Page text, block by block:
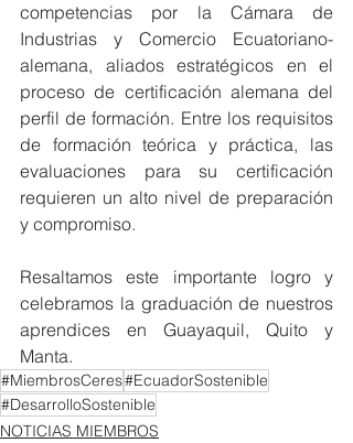
competencias por la Cámara de
Industrias y Comercio Ecuatoriano-
alemana, aliados estratégicos en el
proceso de certificación alemana del
perfil de formación. Entre los requisitos
de formación teórica y práctica, las
evaluaciones para su certificación
requieren un alto nivel de preparación
y compromiso.
Resaltamos este importante logro y
celebramos la graduación de nuestros
aprendices en Guayaquil, Quito y
Manta.
#MiembrosCeres#EcuadorSostenible
#DesarrolloSostenible
NOTICIAS MIEMBROS